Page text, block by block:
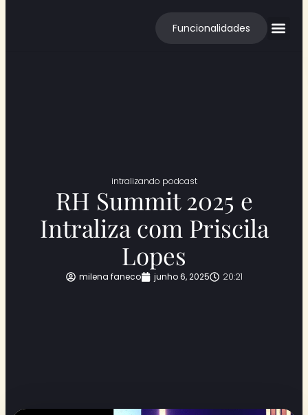
Funcionalidades
intralizando podcast
RH Summit 2025 e
Intraliza com Priscila
Lopes
milena faneco junho 6, 2025 20:21